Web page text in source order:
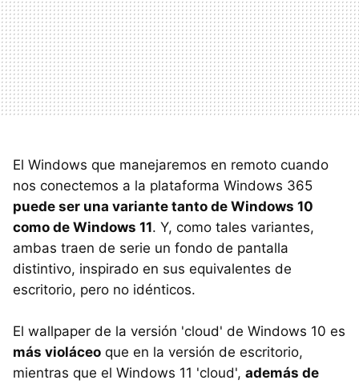
El Windows que manejaremos en remoto cuando
nos conectemos a la plataforma Windows 365
puede ser una variante tanto de Windows 10
como de Windows 11. Y, como tales variantes,
ambas traen de serie un fondo de pantalla
distintivo, inspirado en sus equivalentes de
escritorio, pero no idénticos.
El wallpaper de la versión 'cloud' de Windows 10 es
más violáceo que en la versión de escritorio,
mientras que el Windows 11 'cloud', además de